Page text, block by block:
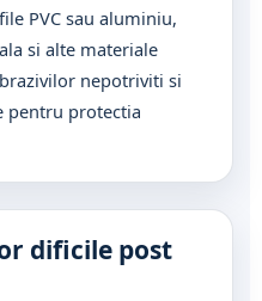
PVC sau aluminiu,
si alte materiale
nepotriviti si
pentru protectia
dificile post